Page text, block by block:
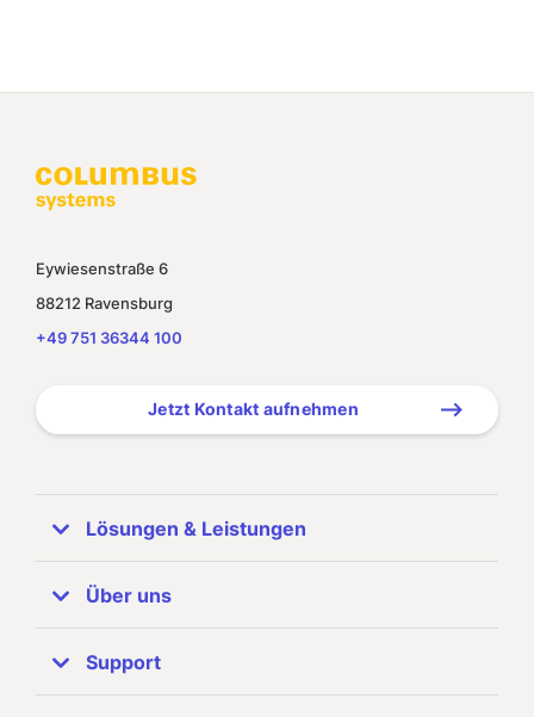
Eywiesenstraße 6
88212 Ravensburg
+49 751 36344 100
Jetzt Kontakt aufnehmen
Lösungen & Leistungen
ERP Systeme
SAP Business One
Referenzen
Über uns
Unternehmen
SAP Partner
Support